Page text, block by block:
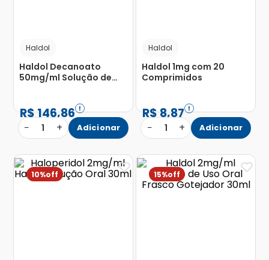
Haldol
Haldol Decanoato
50mg/ml Solução de
R$146,86
− 1 + Adicionar
Haldol
Haldol 1mg com 20
Comprimidos
R$8,87
− 1 + Adicionar
10% 15%